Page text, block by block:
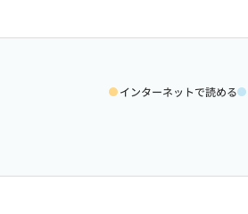
インターネットで読める